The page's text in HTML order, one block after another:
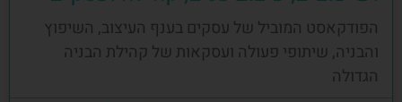
הפודקאסט המוביל של עסקים בענף העיצוב, השיפוץ
והבניה, שיתופי פעולה ועסקאות של קהילת הבניה
הגדולה